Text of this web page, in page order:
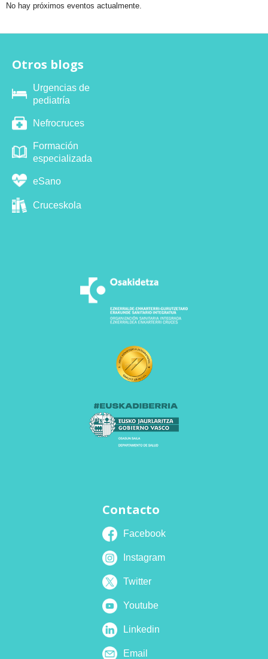
No hay próximos eventos actualmente.
Otros blogs
Urgencias de
pediatría
Nefrocruces
Formación
especializada
eSano
Cruceskola
Contacto
Facebook
Instagram
Twitter
Youtube
Linkedin
Email